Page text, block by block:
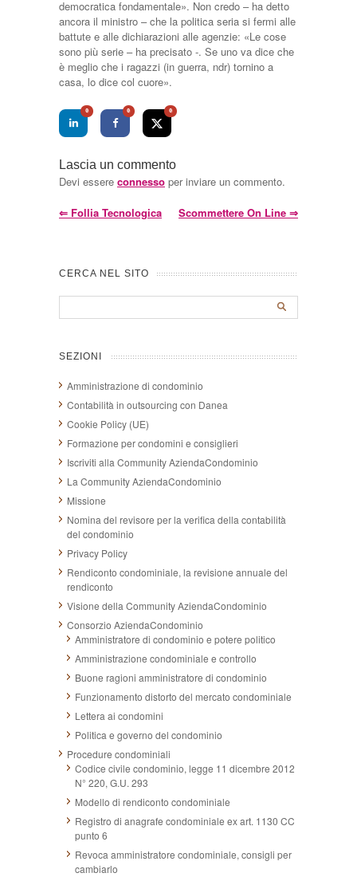
democratica fondamentale». Non credo – ha detto
ancora il ministro – che la politica seria si fermi alle
battute e alle dichiarazioni alle agenzie: «Le cose
sono più serie – ha precisato -. Se uno va dice che
è meglio che i ragazzi (in guerra, ndr) tornino a
casa, lo dice col cuore».
0 0 0
Lascia un commento
Devi essere connesso per inviare un commento.
⇐ Follia Tecnologica Scommettere On Line ⇒
CERCA NEL SITO
SEZIONI
Amministrazione di condominio
Contabilità in outsourcing con Danea
Cookie Policy (UE)
Formazione per condomini e consiglieri
Iscriviti alla Community AziendaCondominio
La Community AziendaCondominio
Missione
Nomina del revisore per la verifica della contabilità
del condominio
Privacy Policy
Rendiconto condominiale, la revisione annuale del
rendiconto
Visione della Community AziendaCondominio
Consorzio AziendaCondominio
Amministratore di condominio e potere politico
Amministrazione condominiale e controllo
Buone ragioni amministratore di condominio
Funzionamento distorto del mercato condominiale
Lettera ai condomini
Politica e governo del condominio
Procedure condominiali
Codice civile condominio, legge 11 dicembre 2012
N° 220, G.U. 293
Modello di rendiconto condominiale
Registro di anagrafe condominiale ex art. 1130 CC
punto 6
Revoca amministratore condominiale, consigli per
cambiarlo